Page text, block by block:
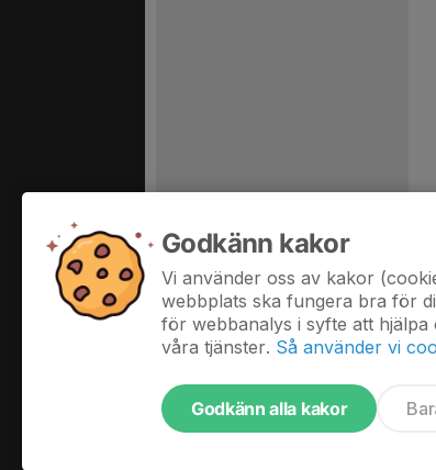
Godkänn kakor
Vi använder oss av kakor
webbplats ska fungera bra för
för webbanalys i syfte att hjälpa
våra tjänster. Så använder vi
Godkänn alla kakor